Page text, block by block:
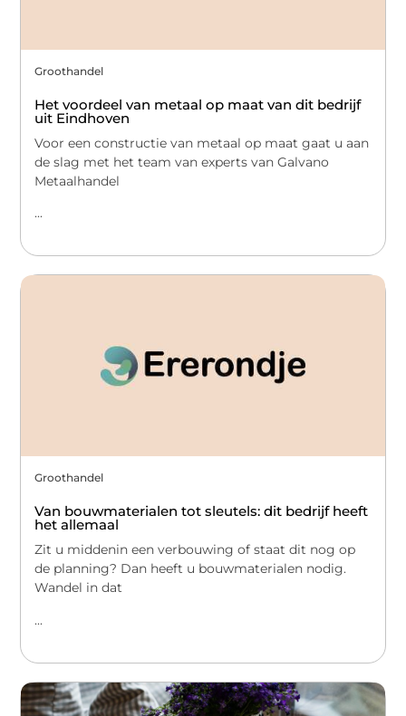
Groothandel
Het voordeel van metaal op maat van dit bedrijf
uit Eindhoven
Voor een constructie van metaal op maat gaat u aan
de slag met het team van experts van Galvano
Metaalhandel
...
Groothandel
Van bouwmaterialen tot sleutels: dit bedrijf heeft
het allemaal
Zit u middenin een verbouwing of staat dit nog op
de planning? Dan heeft u bouwmaterialen nodig.
Wandel in dat
...